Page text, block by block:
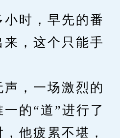
时，早先的番
，这个只能手
，一场激烈的
的“道”进行了
他疲累不堪，